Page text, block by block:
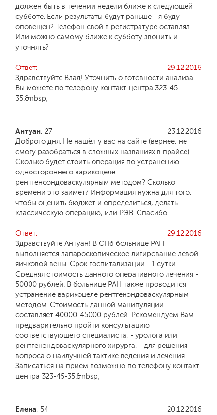
должен быть в течении недели ближе к следующей
субботе. Если результаты будут раньше - я буду
оповещен? Телефон свой в регистратуре оставлял.
Или можно самому ближе к субботу звонить и
уточнять?
29.12.2016
Ответ:
Здравствуйте Влад! Уточнить о готовности анализа
Вы можете по телефону контакт-центра 323-45-
35.&nbsp;
23.12.2016
Антуан, 27
Доброго дня. Не нашёл у вас на сайте (вернее, не
смогу разобраться в сложных названиях в прайсе).
Сколько будет стоить операция по устранению
одностороннего варикоцеле
рентгеноэндоваскулярным методом? Сколько
времени это займёт? Информация нужна для того,
чтобы оценить бюджет и определиться, делать
классическую операцию, или РЭВ. Спасибо.
29.12.2016
Ответ:
Здравствуйте Антуан! В СПб больнице РАН
выполняется лапароскопическое лигирование левой
яичковой вены. Срок госпитализации - 1 сутки.
Средняя стоимость данного оперативного лечения -
50000 рублей. В больнице РАН также проводится
устранение варикоцеле рентгенэндоваскулярным
методом. Стоимость данной манипуляции
составляет 40000-45000 рублей. Рекомендуем Вам
предварительно пройти консультацию
соответствующего специалиста, - уролога или
рентгенэндоваскулярного хирурга, - для решения
вопроса о наилучшей тактике ведения и лечения.
Записаться на прием возможно по телефону контакт-
центра 323-45-35.&nbsp;
20.12.2016
Елена, 54